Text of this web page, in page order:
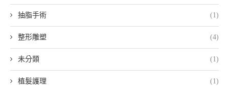
抽脂手術 (1)
整形雕塑 (4)
未分類 (1)
植髮護理 (1)